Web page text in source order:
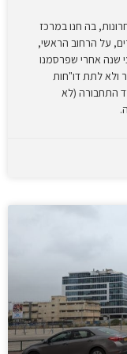
בה חנו במרכז
על הרחוב הראשי,
שנה אחרי שפרסמנו
ולא לתת דו"חות
בהחלטת משרד התחבורה (לא